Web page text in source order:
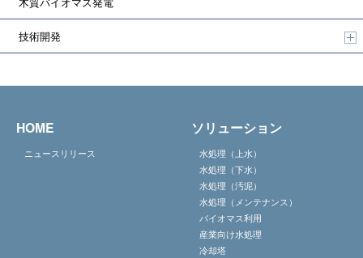
技術開発
HOME
ニュースリリース
ソリューション
水処理（上水）
水処理（下水）
水処理（汚泥）
水処理（メンテナンス）
バイオマス利用
産業向け水処理
冷却塔